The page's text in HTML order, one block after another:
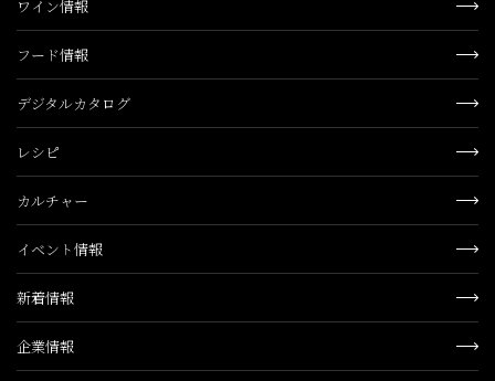
ワイン情報
フード情報
デジタルカタログ
レシピ
カルチャー
イベント情報
新着情報
企業情報